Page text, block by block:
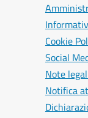
Cookie
Social
Note
Notifica